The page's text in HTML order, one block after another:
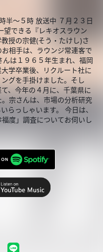
半～５時 放送中 ７月２３日
望できる『レキオスラウン
授の宗健(そう・たけし)さ
相手は、ラウンジ常連客で
は１９６５年生まれ、福岡
学卒業後、リクルート社に
グを手掛けました。そし
、今年の４月に、千葉県に
宗さんは、市場の分析研究
らっしゃいます。 今日は、
度」調査についてお伺いし